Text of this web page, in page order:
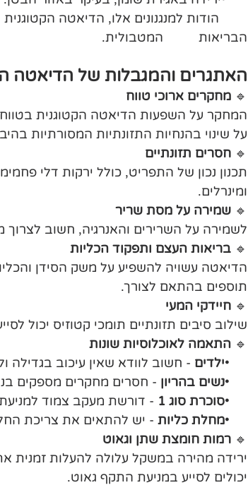
הודות למנגנונים אלו, הדיאטה
הבריאות          המטבולית.
האתגרים והמגבלות של הדיאטה
🔹 מחקרים ארוכי טווח
המחקר על השפעות הדיאטה הקטוגנית
על שינוי בהנחיות התזונתיות המסורתיות
🔹 חסרים תזונתיים
תכנון נכון של התפריט, כולל ירקות דלי
ומינרלים.
🔹 שמירה על מסת שריר
לשמירה על השרירים והאנרגיה, חשוב לצרוך
🔹 בריאות העצם ותפקוד הכליות
הדיאטה עשויה להשפיע על משק הסידן
תוספים בהתאם לצורך.
🔹 חיידקי המעי
שילוב סיבים תזונתיים תומכי קטוזיס יכול
🔹 התאמה לאוכלוסיות שונות
ילדים - חשוב לוודא שאין עיכוב בגדילה
נשים בהריון - חסרים מחקרים מספקים
סוכרת סוג 1
- דורשת מעקב צמוד למניעת
מחלת כליות - יש להתאים את צריכת
🔹 רמות חומצת שתן וגאוט
ירידה מהירה במשקל עלולה להעלות
יכולים לסייע במניעת התקף גאוט.